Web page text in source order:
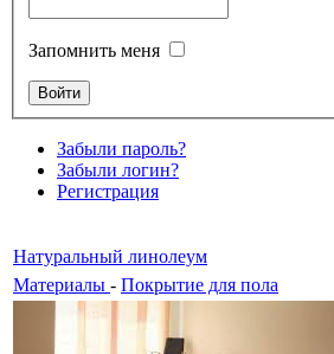
Запомнить меня
Забыли пароль?
Забыли логин?
Регистрация
Натуральный линолеум
Материалы - Покрытие для пола